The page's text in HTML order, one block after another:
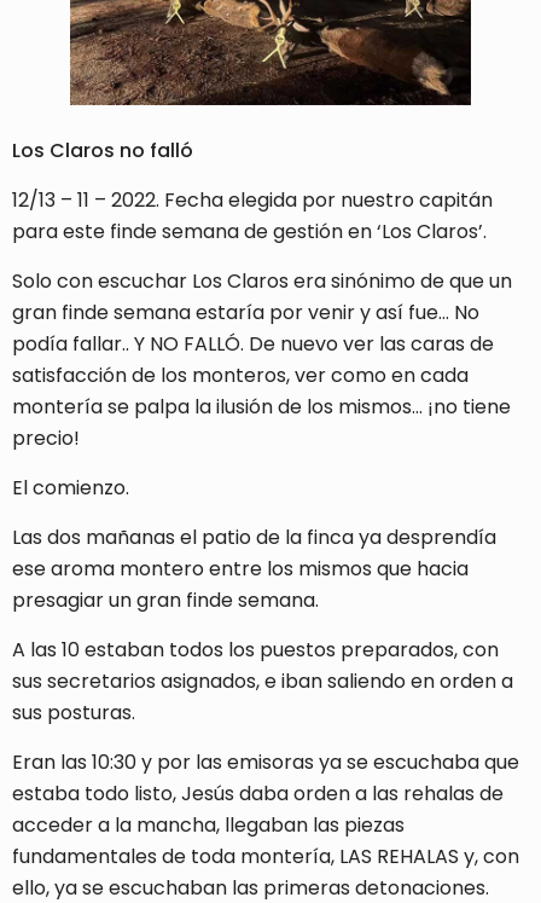
Los Claros no falló
12/13 – 11 – 2022. Fecha elegida por nuestro capitán
para este finde semana de gestión en ‘Los Claros’.
Solo con escuchar Los Claros era sinónimo de que un
gran finde semana estaría por venir y así fue… No
podía fallar.. Y NO FALLÓ. De nuevo ver las caras de
satisfacción de los monteros, ver como en cada
montería se palpa la ilusión de los mismos… ¡no tiene
precio!
El comienzo.
Las dos mañanas el patio de la finca ya desprendía
ese aroma montero entre los mismos que hacia
presagiar un gran finde semana.
A las 10 estaban todos los puestos preparados, con
sus secretarios asignados, e iban saliendo en orden a
sus posturas.
Eran las 10:30 y por las emisoras ya se escuchaba que
estaba todo listo, Jesús daba orden a las rehalas de
acceder a la mancha, llegaban las piezas
fundamentales de toda montería, LAS REHALAS y, con
ello, ya se escuchaban las primeras detonaciones.